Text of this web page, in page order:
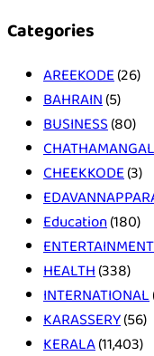
Categories
AREEKODE(26)
BAHRAIN(5)
BUSINESS(80)
CHEEKKODE(3)
Education(180)
ENTERTAINMENT
HEALTH(338)
INTERNATIONAL
KARASSERY(56)
KERALA(11,403)